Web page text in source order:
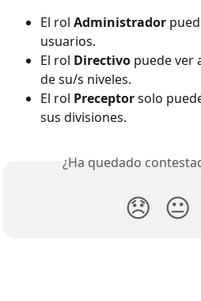
El rol Administrador
usuarios.
El rol Directivo puede ver
de su/s niveles.
El rol Preceptor solo
sus divisiones.
¿Ha quedado
😞 😐